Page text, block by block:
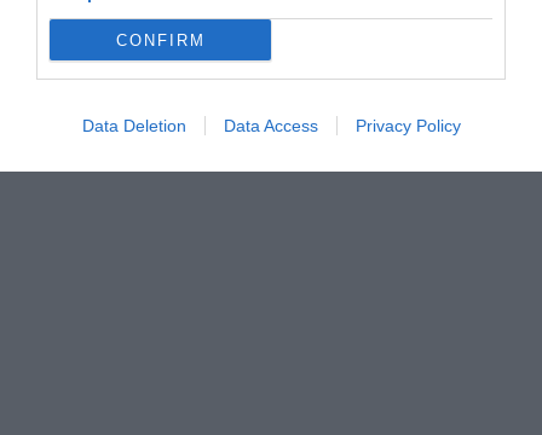
CONFIRM
Data Deletion Data Access Privacy Policy